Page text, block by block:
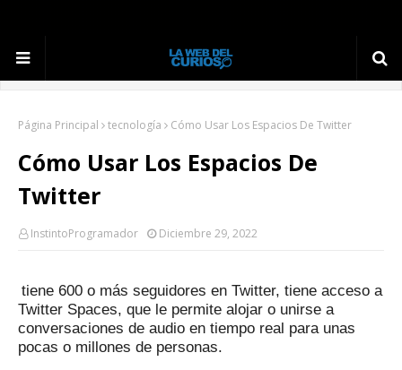
Página Principal tecnología Cómo Usar Los Espacios De Twitter
Cómo Usar Los Espacios De
Twitter
InstintoProgramador Diciembre 29, 2022
tiene 600 o más seguidores en Twitter, tiene acceso a
Twitter Spaces, que le permite alojar o unirse a
conversaciones de audio en tiempo real para unas
pocas o millones de personas.